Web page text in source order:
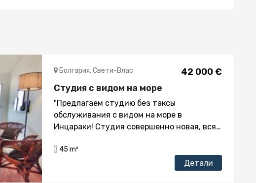
42 000 €
Болгария, Свети-Влаc
Студия с видом на море
"Предлагаем студию без таксы
обслуживания с видом на море в
Инцараки! Студия совершенно новая, вся
на 2 этаже Площадь 45 м2 Плата за
обслуживание составляет 4 евро / м
документы готовы к продаже Есть
45 m²
Детали